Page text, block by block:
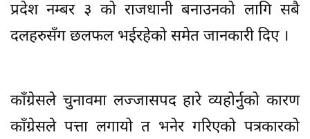
प्रदेश नम्बर ३ को राजधानी बनाउनको लागि सबै
दलहरुसँग छलफल भईरहेको समेत जानकारी दिए ।
काँग्रेसले चुनावमा लज्जासपद हारे व्यहोर्नुको कारण
काँग्रेसले पत्ता लगायो त भनेर गरिएको पत्रकारको